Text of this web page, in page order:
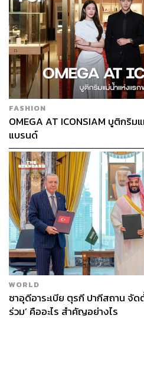
FASHION
OMEGA AT ICONSIAM บูติกริ
แบรนด์
WORLD
ซาอุดีอาระเบีย ตุรกี ปากีสถาน จั
ร่วม’ คืออะไร สำคัญอย่างไร